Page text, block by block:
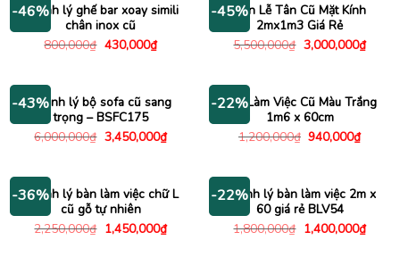
-46%
Thanh lý ghế bar xoay simili
chân inox cũ
800,000₫ Giá
430,000₫Giá
hiện
430,000₫.
-45%Bàn Lễ Tân Cũ Mặt Kính
2mx1m3 Giá Rẻ
5,500,000₫ Giá
gốc
3,000,000₫Giá
hiện
-43%Thanh lý bộ sofa cũ sang
trọng – BSFC175
6,000,000₫ Giá
gốc
3,450,000₫Giá
hiện
3,450,000₫.
-22%
Bàn Làm Việc Cũ Màu Trắng
1m6 x 60cm
1,200,000₫ Giá
940,000₫Giá
hiện
-36%
Thanh lý bàn làm việc chữ L
cũ gỗ tự nhiên
2,250,000₫ Giá
gốc
1,450,000₫Giá
hiện
-22%
Thanh lý bàn làm việc 2m x
60 giá rẻ BLV54
1,800,000₫ Giá
gốc
1,400,000₫Giá
hiện